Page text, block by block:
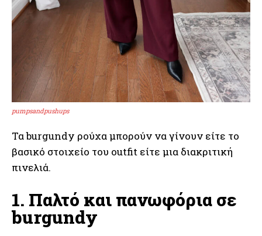
pumpsandpushups
Τα burgundy ρούχα μπορούν να γίνουν είτε το
βασικό στοιχείο του outfit είτε μια διακριτική
πινελιά.
1. Παλτό και πανωφόρια σε
burgundy